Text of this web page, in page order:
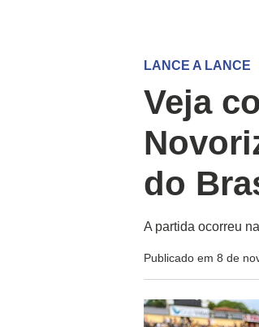
LANCE A LANCE
Veja
do
A partida ocorreu
Publicado em 8 de